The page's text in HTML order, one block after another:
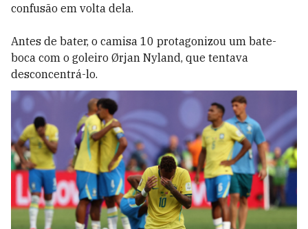
confusão em volta dela.
Antes de bater, o camisa 10 protagonizou um bate-
boca com o goleiro Ørjan Nyland, que tentava
desconcentrá-lo.